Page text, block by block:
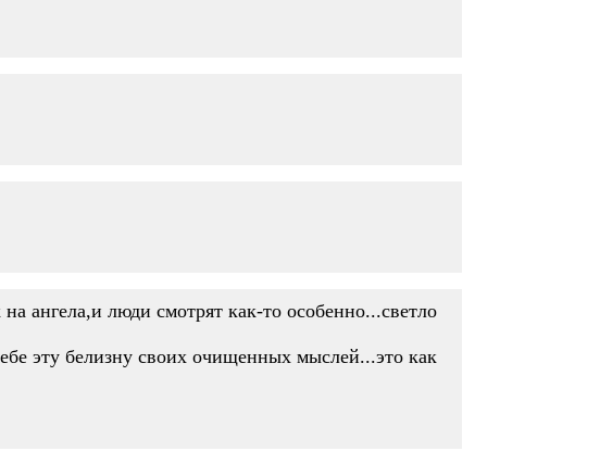
ангела,и люди смотрят как-то особенно...светло
эту белизну своих очищенных мыслей...это как